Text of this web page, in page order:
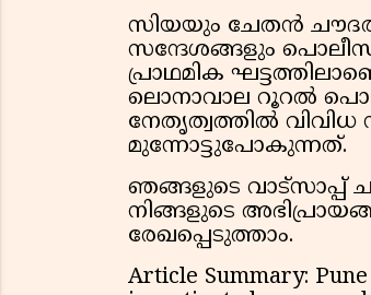
സിയയും ചേതൻ
സന്ദേശങ്ങളും
പ്രാഥമിക
ലൊനാവാല റൂറൽ
നേതൃത്വത്തിൽ
മുന്നോട്ടുപോകുന്നത്.
ഞങ്ങളുടെ
നിങ്ങളുടെ
രേഖപ്പെടുത്താം.
Article Summary: